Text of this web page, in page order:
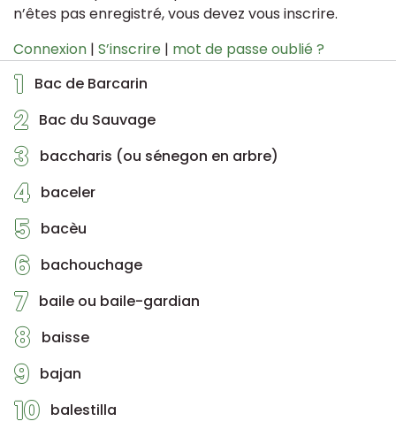
1 Bac de Barcarin
2 Bac du Sauvage
3 baccharis (ou sénegon en arbre)
4 baceler
5 bacèu
6 bachouchage
7 baile ou baile-gardian
8 baisse
9 bajan
10 balestilla
n’êtes pas enregistré, vous devez vous inscrire.
Connexion | S’inscrire | mot de passe oublié ?